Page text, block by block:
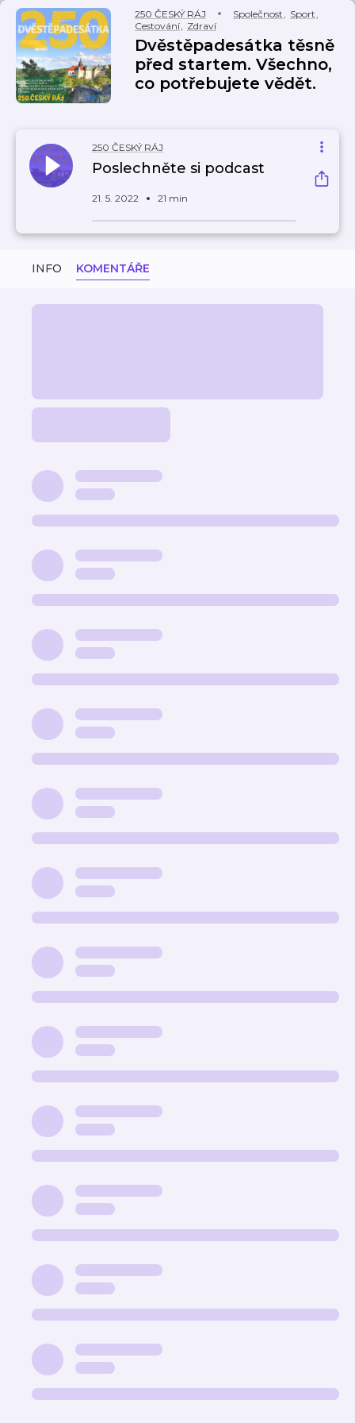
250 ČESKÝ RÁJ Společnost, Sport,
Cestování, Zdraví
Dvěstěpadesátka těsně
před startem. Všechno,
co potřebujete vědět.
250 ČESKÝ RÁJ
Poslechněte si podcast
21. 5. 2022 21 min
INFO KOMENTÁŘE